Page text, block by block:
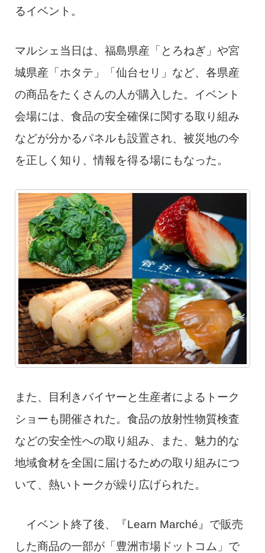
るイベント。
マルシェ当日は、福島県産「とろねぎ」や宮
城県産「ホタテ」「仙台セリ」など、各県産
の商品をたくさんの人が購入した。イベント
会場には、食品の安全確保に関する取り組み
などが分かるパネルも設置され、被災地の今
を正しく知り、情報を得る場にもなった。
また、目利きバイヤーと生産者によるトーク
ショーも開催された。食品の放射性物質検査
などの安全性への取り組み、また、魅力的な
地域食材を全国に届けるための取り組みにつ
いて、熱いトークが繰り広げられた。
イベント終了後、『Learn Marché』で販売
した商品の一部が「豊洲市場ドットコム」で